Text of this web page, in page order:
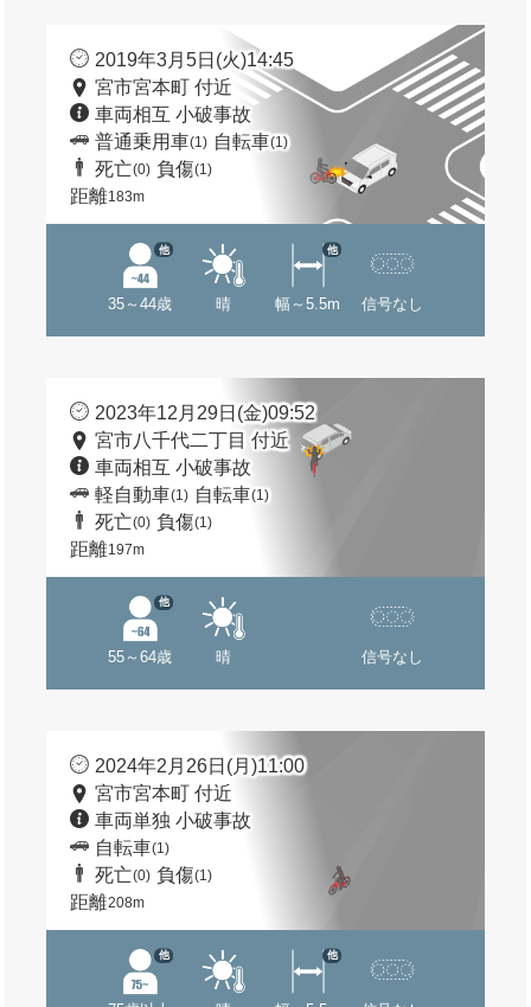
2019年3月5日(火)14:45
宮市宮本町 付近
車両相互 小破事故
普通乗用車(1) 自転車(1)
死亡(0) 負傷(1)
距離183m
35～44歳
他
晴 幅～5.5m
他
信号なし
2023年12月29日(金)09:52
宮市八千代二丁目 付近
車両相互 小破事故
軽自動車(1) 自転車(1)
死亡(0) 負傷(1)
距離197m
55～64歳
他
晴 信号なし
2024年2月26日(月)11:00
宮市宮本町 付近
車両単独 小破事故
自転車(1)
死亡(0) 負傷(1)
距離208m
他 他